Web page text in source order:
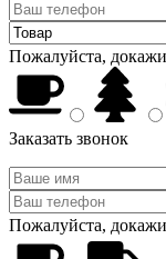
Пожалуйста,
Заказать звонок
Пожалуйста,